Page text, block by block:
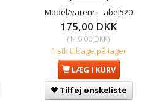
Model/varenr.: abel520
175,00 DKK
(140,00 DKK)
1 stk tilbage på lager
LÆG I KURV
Tilføj ønskeliste